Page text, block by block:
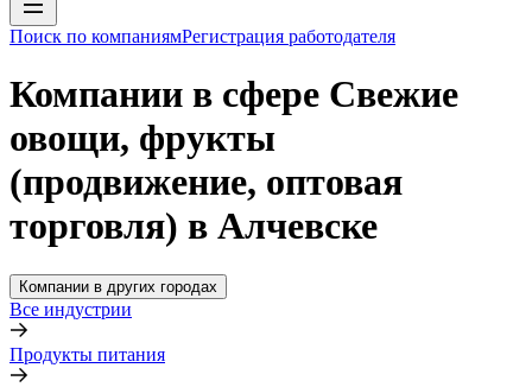
Поиск по компаниямРегистрация работодателя
Компании в сфере Свежие
овощи, фрукты
(продвижение, оптовая
торговля) в Алчевске
Компании в других городах
Все индустрии
Продукты питания